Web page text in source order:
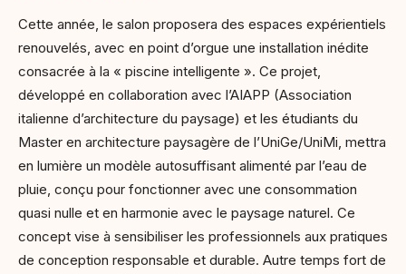
Cette année, le salon proposera des espaces expérientiels
renouvelés, avec en point d’orgue une installation inédite
consacrée à la « piscine intelligente ». Ce projet,
développé en collaboration avec l’AIAPP (Association
italienne d’architecture du paysage) et les étudiants du
Master en architecture paysagère de l’UniGe/UniMi, mettra
en lumière un modèle autosuffisant alimenté par l’eau de
pluie, conçu pour fonctionner avec une consommation
quasi nulle et en harmonie avec le paysage naturel. Ce
concept vise à sensibiliser les professionnels aux pratiques
de conception responsable et durable. Autre temps fort de